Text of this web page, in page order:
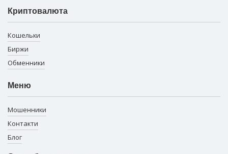
Криптовалюта
Кошельки
Биржи
Обменники
Меню
Мошенники
Контакти
Блог